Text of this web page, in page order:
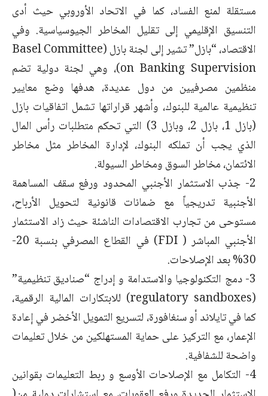
مستقلة لمنع الفساد، كما في الاتحاد الأوروبي حيث أدى
التنسيق الإقليمي إلى تقليل المخاطر الجيوسياسية. وفي
الاقتصاد، “بازل” تشير إلى لجنة بازل (Basel Committee
on Banking Supervision)، وهي لجنة دولية تضم
منظمين مصرفيين من دول عديدة، هدفها وضع معايير
تنظيمية عالمية للبنوك، وأشهر قراراتها تشمل اتفاقيات بازل
(بازل 1، بازل 2، وبازل 3) التي تحكم متطلبات رأس المال
الذي يجب أن تملكه البنوك، لإدارة المخاطر مثل مخاطر
الائتمان، مخاطر السوق ومخاطر السيولة.
2- جذب الاستثمار الأجنبي المحدود ورفع سقف المساهمة
الأجنبية تدريجياً مع ضمانات قانونية لتحويل الأرباح،
مستوحى من تجارب الاقتصادات الناشئة حيث زاد الاستثمار
الأجنبي المباشر ( FDI) في القطاع المصرفي بنسبة 20-
30% بعد الإصلاحات.
3- دمج التكنولوجيا والاستدامة و إدراج “صناديق تنظيمية”
(regulatory sandboxes) للابتكارات المالية الرقمية،
كما في تايلاند أو سنغافورة، لتسريع التمويل الأخضر في إعادة
الإعمار، مع التركيز على حماية المستهلكين من خلال تعليمات
واضحة للشفافية.
4- التكامل مع الإصلاحات الأوسع و ربط التعليمات بقوانين